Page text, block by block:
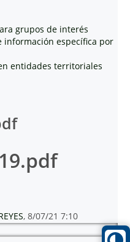
grupos de interés
información específica por
entidades territoriales
, 8/07/21 7:10